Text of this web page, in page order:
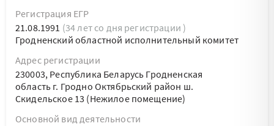
Регистрация ЕГР
21.08.1991 (34 лет со дня регистрации )
Гродненский областной исполнительный комитет
Адрес регистрации
230003, Республика Беларусь Гродненская
область г. Гродно Октябрьский район ш.
Скидельское 13 (Нежилое помещение)
Основной вид деятельности